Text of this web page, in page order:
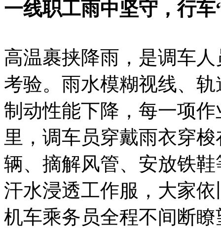
一线职工雨中坚守，行
高温裹挟降雨，是调车
考验。雨水模糊视线、
制动性能下降，每一项
里，调车员穿戴雨衣穿
辆、摘解风管、安放铁
汗水浸透工作服，大家
机车乘务员全程不间断